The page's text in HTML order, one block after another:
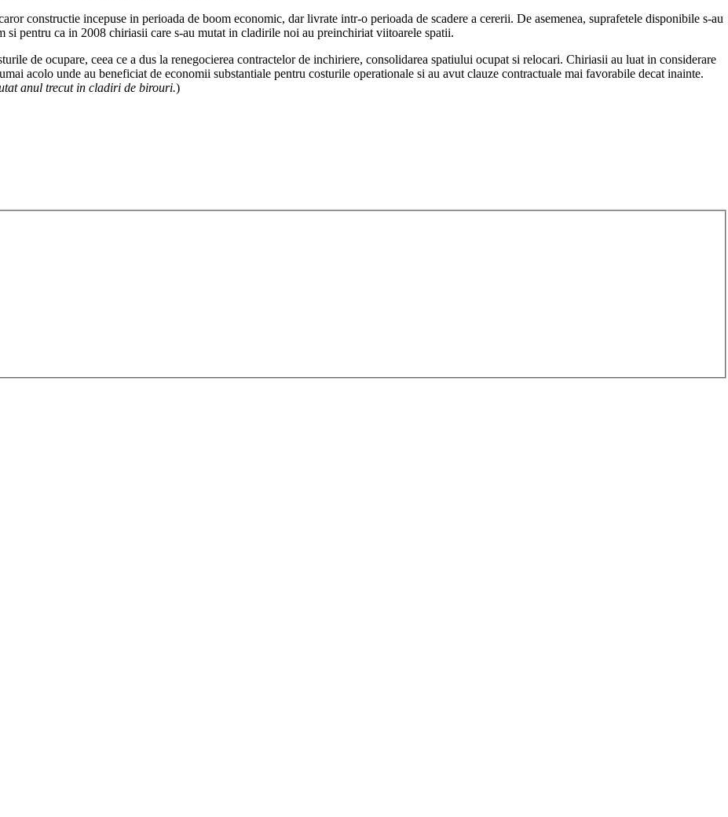
constructie incepuse in perioada de boom economic, dar livrate intr-o perioada de scadere a cererii. De asemenea, suprafetele disponibile s-au
si pentru ca in 2008 chiriasii care s-au mutat in cladirile noi au preinchiriat viitoarele spatii.
de ocupare, ceea ce a dus la renegocierea contractelor de inchiriere, consolidarea spatiului ocupat si relocari. Chiriasii au luat in considerare
acolo unde au beneficiat de economii substantiale pentru costurile operationale si au avut clauze contractuale mai favorabile decat inainte.
anul trecut in cladiri de birouri.)